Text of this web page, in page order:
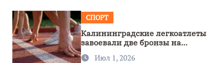
СПОРТ
Калининградские легкоатлеты
завоевали две бронзы на
первенстве России
Июл 1, 2026